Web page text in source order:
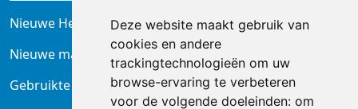
Deze website maakt gebruik van
cookies en andere
trackingtechnologieën om uw
browse-ervaring te verbeteren
voor de volgende doeleinden: om
Nieuwe Heftrucks
Nieuwe magazijntrucks
Gebruikte heftrucks